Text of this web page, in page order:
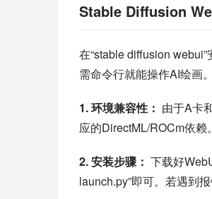
Stable Diffusion
在“stable diffusion
需命令行就能操作AI绘画
1. 环境兼容性： 由于A卡
应的DirectML/ROCm依赖
2. 安装步骤： 下载好
launch.py”即可。若遇到